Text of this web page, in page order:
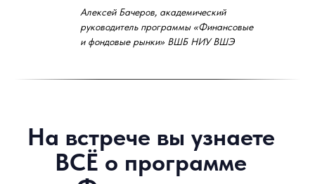
Алексей Бачеров, академический
руководитель программы «Финансовые
и фондовые рынки» ВШБ НИУ ВШЭ